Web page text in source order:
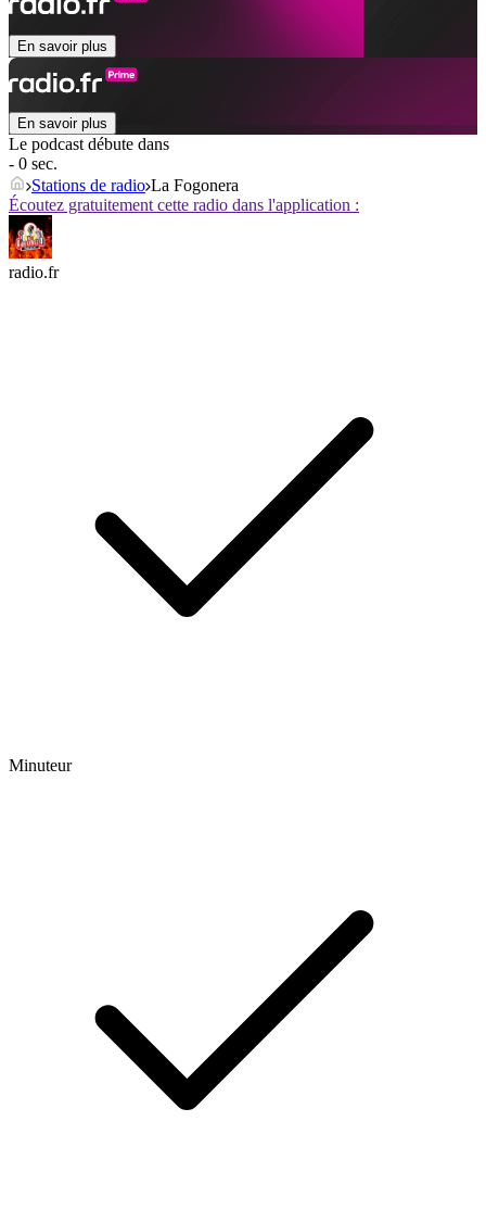
En savoir plus
En savoir plus
Le podcast débute dans
- 0 sec.
Stations de radio La Fogonera
Écoutez gratuitement cette radio dans l'application :
radio.fr
Minuteur